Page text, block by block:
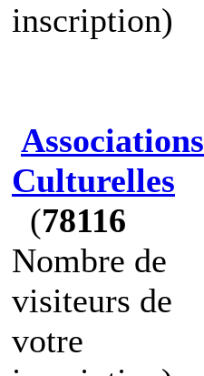
inscription)
Associations
Culturelles
(78116
Nombre de
visiteurs de
votre